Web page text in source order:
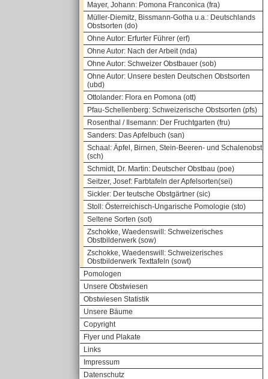
Mayer, Johann: Pomona Franconica (fra)
Müller-Diemitz, Bissmann-Gotha u.a.: Deutschlands
Obstsorten (do)
Ohne Autor: Erfurter Führer (erf)
Ohne Autor: Nach der Arbeit (nda)
Ohne Autor: Schweizer Obstbauer (sob)
Ohne Autor: Unsere besten Deutschen Obstsorten
(ubd)
Ottolander: Flora en Pomona (ott)
Pfau-Schellenberg: Schweizerische Obstsorten (pfs)
Rosenthal / Ilsemann: Der Fruchtgarten (fru)
Sanders: Das Apfelbuch (san)
Schaal: Äpfel, Birnen, Stein-Beeren- und Schalenobst
(sch)
Schmidt, Dr. Martin: Deutscher Obstbau (poe)
Seitzer, Josef: Farbtafeln der Apfelsorten(sei)
Sickler: Der teutsche Obstgärtner (sic)
Stoll: Österreichisch-Ungarische Pomologie (sto)
Seltene Sorten (sot)
Zschokke, Waedenswill: Schweizerisches
Obstbilderwerk (sow)
Zschokke, Waedenswill: Schweizerisches
Obstbilderwerk Texttafeln (sowt)
Pomologen
Unsere Obstwiesen
Obstwiesen Statistik
Unsere Bäume
Copyright
Flyer und Plakate
Links
Impressum
Datenschutz